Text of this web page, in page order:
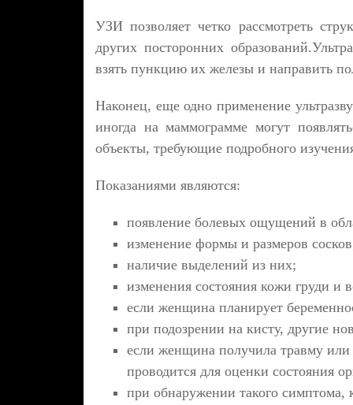
УЗИ позволяет четко рассмотреть
других посторонних
взять пункцию их железы и направить
Наконец, еще одно применение
иногда на маммограмме могут
объекты, требующие подробного
Показаниями являются:
появление болевых ощущений в
изменение формы и размеров
наличие выделений из них;
изменения состояния кожи груди и
если женщина планирует
при подозрении на кисту, другие
если женщина получила травму
проводится для оценки состояния
при обнаружении такого симптома,